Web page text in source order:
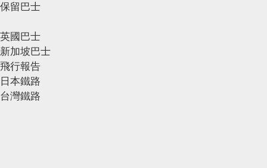
保留巴士
英國巴士
新加坡巴士
飛行報告
日本鐵路
台灣鐵路